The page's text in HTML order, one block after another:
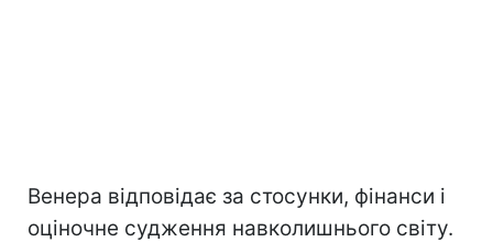
Венера відповідає за стосунки, фінанси і
оціночне судження навколишнього світу.